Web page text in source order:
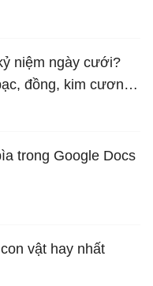
niệm ngày cưới?
đồng, kim cương
trong Google Docs
vật hay nhất